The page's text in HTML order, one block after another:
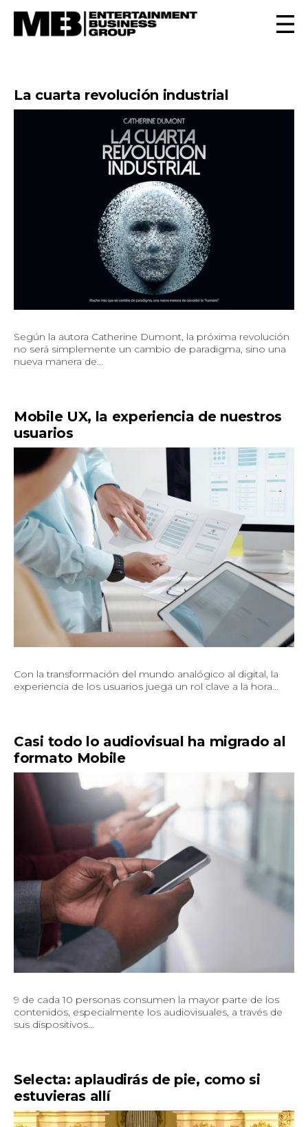
La cuarta revolución industrial
Según la autora Catherine Dumont, la próxima revolución
no será simplemente un cambio de paradigma, sino una
nueva manera de...
Mobile UX, la experiencia de nuestros
usuarios
Con la transformación del mundo analógico al digital, la
experiencia de los usuarios juega un rol clave a la hora...
Casi todo lo audiovisual ha migrado al
formato Mobile
9 de cada 10 personas consumen la mayor parte de los
contenidos, especialmente los audiovisuales, a través de
sus dispositivos...
Selecta: aplaudirás de pie, como si
estuvieras allí